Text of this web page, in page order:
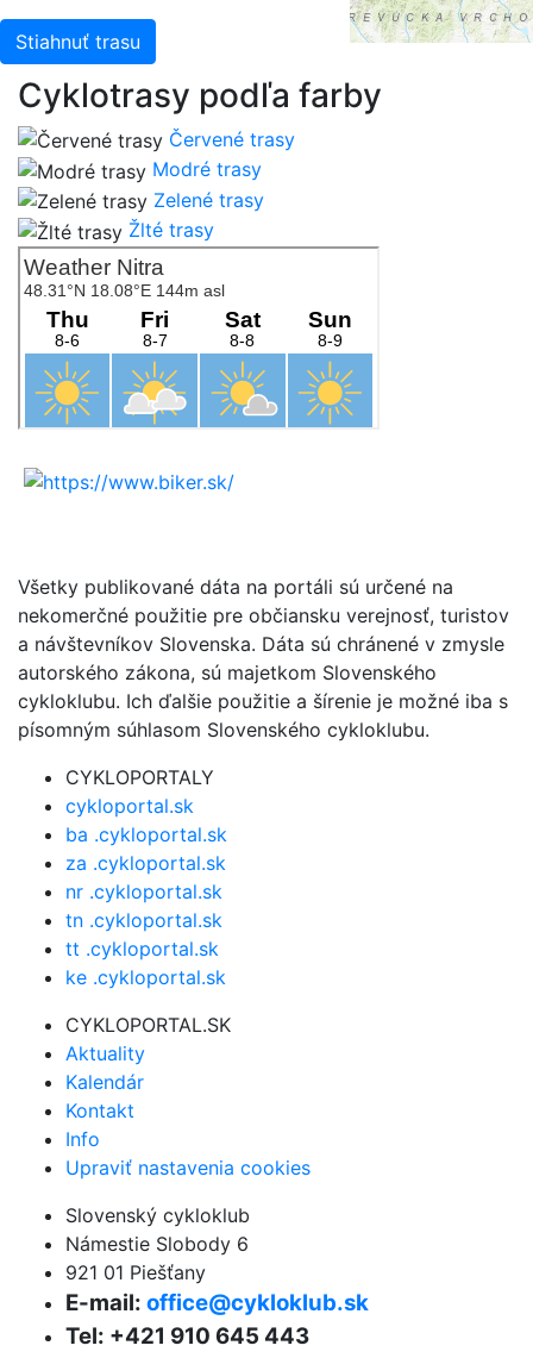
Stiahnuť trasu
Cyklotrasy podľa farby
Červené trasy
Modré trasy
Zelené trasy
Žlté trasy
Všetky publikované dáta na portáli sú určené na
nekomerčné použitie pre občiansku verejnosť, turistov
a návštevníkov Slovenska. Dáta sú chránené v zmysle
autorského zákona, sú majetkom Slovenského
cykloklubu. Ich ďalšie použitie a šírenie je možné iba s
písomným súhlasom Slovenského cykloklubu.
CYKLOPORTALY
cykloportal.sk
ba .cykloportal.sk
za .cykloportal.sk
nr .cykloportal.sk
tn .cykloportal.sk
tt .cykloportal.sk
ke .cykloportal.sk
CYKLOPORTAL.SK
Aktuality
Kalendár
Kontakt
Info
Upraviť nastavenia cookies
Slovenský cykloklub
Námestie Slobody 6
921 01 Piešťany
E-mail: office@cykloklub.sk
Tel: +421 910 645 443